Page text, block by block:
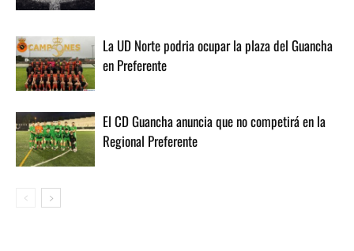
La UD Norte podria ocupar la plaza del Guancha
en Preferente
El CD Guancha anuncia que no competirá en la
Regional Preferente